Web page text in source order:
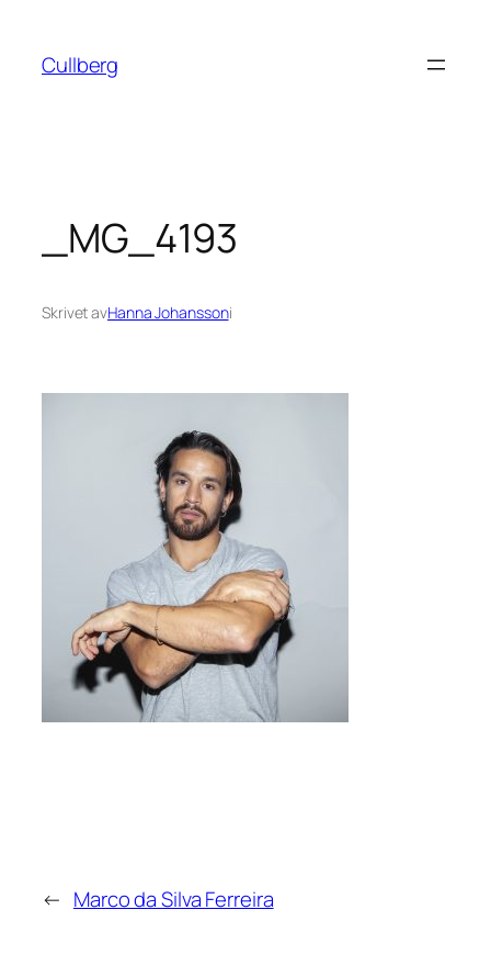
innehåll
Cullberg
_MG_4193
Skrivet avHanna Johanssoni
← Marco da Silva Ferreira